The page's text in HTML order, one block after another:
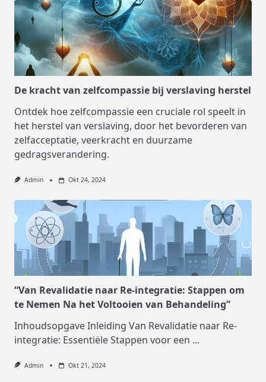
De kracht van zelfcompassie bij verslaving herstel
Ontdek hoe zelfcompassie een cruciale rol speelt in
het herstel van verslaving, door het bevorderen van
zelfacceptatie, veerkracht en duurzame
gedragsverandering.
Admin Okt 24, 2024
“Van Revalidatie naar Re-integratie: Stappen om
te Nemen Na het Voltooien van Behandeling”
Inhoudsopgave Inleiding Van Revalidatie naar Re-
integratie: Essentiële Stappen voor een ...
Admin Okt 21, 2024